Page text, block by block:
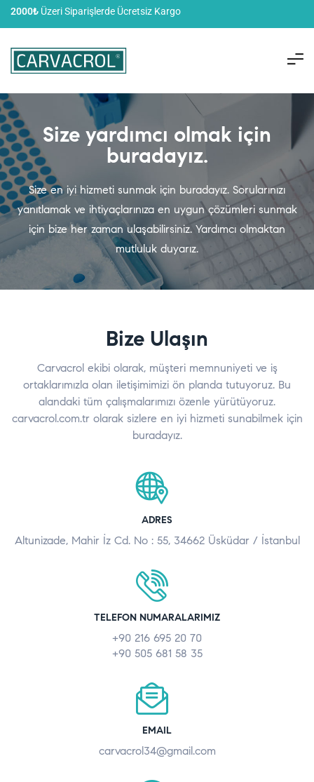
2000₺ Üzeri Siparişlerde Ücretsiz Kargo
Size yardımcı olmak için
buradayız.
Size en iyi hizmeti sunmak için buradayız. Sorularınızı
yanıtlamak ve ihtiyaçlarınıza en uygun çözümleri sunmak
için bize her zaman ulaşabilirsiniz. Yardımcı olmaktan
mutluluk duyarız.
Bize Ulaşın
Carvacrol ekibi olarak, müşteri memnuniyeti ve iş
ortaklarımızla olan iletişimimizi ön planda tutuyoruz. Bu
alandaki tüm çalışmalarımızı özenle yürütüyoruz.
carvacrol.com.tr olarak sizlere en iyi hizmeti sunabilmek için
buradayız.
ADRES
Altunizade, Mahir İz Cd. No : 55, 34662 Üsküdar / İstanbul
TELEFON NUMARALARIMIZ
+90 216 695 20 70
+90 505 681 58 35
EMAIL
carvacrol34@gmail.com